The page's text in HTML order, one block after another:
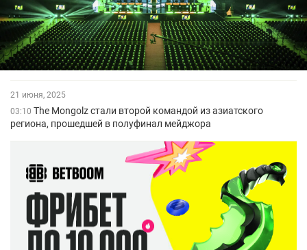
21 июня, 2025
03:10 The Mongolz стали второй командой из азиатского
региона, прошедшей в полуфинал мейджора